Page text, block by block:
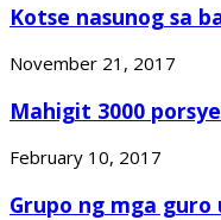
Kotse nasunog sa
November 21, 2017
Mahigit 3000
February 10, 2017
Grupo ng mga